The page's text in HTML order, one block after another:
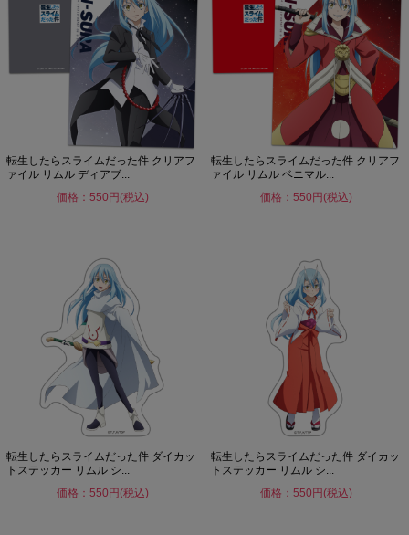
転生したらスライムだった件 クリアフ
ァイル リムル ディアブ...
価格：550円(税込)
転生したらスライムだった件 クリアフ
ァイル リムル ベニマル...
価格：550円(税込)
転生したらスライムだった件 ダイカッ
トステッカー リムル シ...
価格：550円(税込)
転生したらスライムだった件 ダイカッ
トステッカー リムル シ...
価格：550円(税込)